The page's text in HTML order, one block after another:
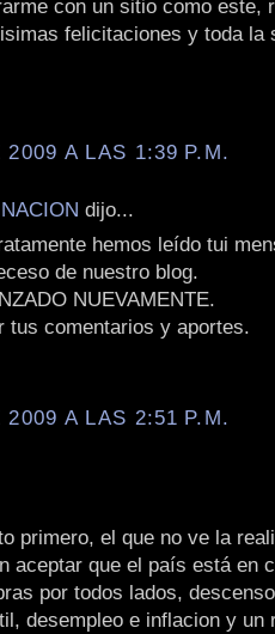
con un sitio como este,
felicitaciones y toda la
A LAS 1:39 P.M.
dijo...
hemos leído tui
de nuestro blog.
NUEVAMENTE.
tus comentarios y aportes.
A LAS 2:51 P.M.
primero, el que no ve la
aceptar que el país está en
por todos lados,
desempleo e inflacion y un